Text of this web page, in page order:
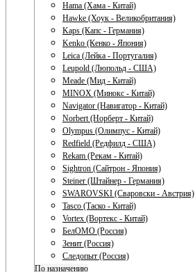
Hama (Хама - Китай)
Hawke (Хоук - Великобритания)
Kaps (Капс - Германия)
Kenko (Кенко - Япония)
Leica (Лейка - Португалия)
Leupold (Люпольд - США)
Meade (Мид - Китай)
MINOX (Минокс - Китай)
Navigator (Навигатор - Китай)
Norbert (Норберт - Китай)
Olympus (Олимпус - Китай)
Redfield (Редфилд - США)
Rekam (Рекам - Китай)
Sightron (Сайтрон - Япония)
Steiner (Штайнер - Германия)
SWAROVSKI (Сваровски - Австрия)
Tasco (Таско - Китай)
Vortex (Вортекс - Китай)
БелОМО (Россия)
Зенит (Россия)
Следопыт (Россия)
По назначению